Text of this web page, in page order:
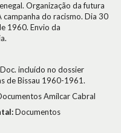
Organização da futura
campanha do racismo. Dia 30
1960. Envio da
Doc. incluído no dossier
de Bissau 1960-1961.
Amílcar Cabral
Documentos